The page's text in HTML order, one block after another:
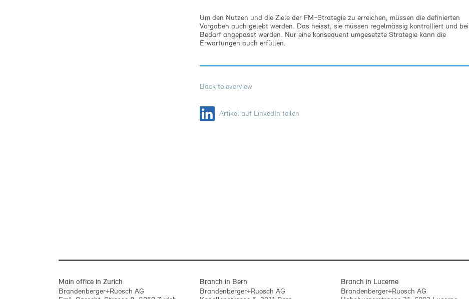
Um den Nutzen und die Ziele der FM-Strategie zu erreichen, müssen die definierten
Vorgaben auch gelebt werden. Das heisst, sie müssen regelmässig kontrolliert und bei
Bedarf angepasst werden. Nur eine konsequent umgesetzte Strategie kann die
Erwartungen auch erfüllen.
Back to overview
Artikel auf LinkedIn teilen
Main office in Zurich
Brandenberger+Ruosch AG
Branch in Bern
Brandenberger+Ruosch AG
Branch in Lucerne
Brandenberger+Ruosch AG